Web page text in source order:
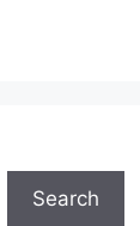
Search